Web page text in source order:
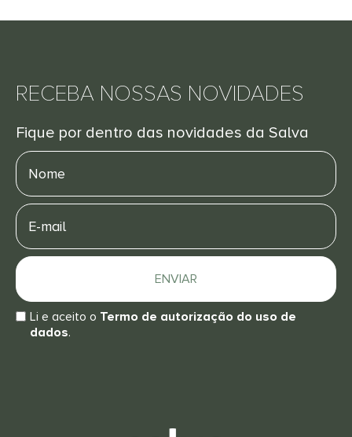
RECEBA NOSSAS NOVIDADES
Fique por dentro das novidades da Salva
Nome
E-
mail
ENVIAR
Li e aceito o Termo de autorização do uso de
dados.